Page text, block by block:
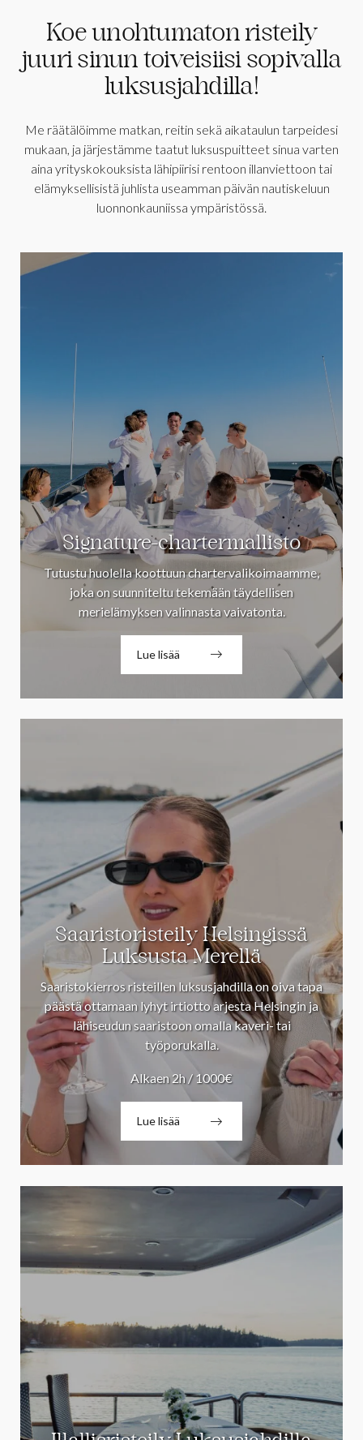
Koe unohtumaton risteily
juuri sinun toiveisiisi sopivalla
luksusjahdilla!
Me räätälöimme matkan, reitin sekä aikataulun tarpeidesi
mukaan, ja järjestämme taatut luksuspuitteet sinua varten
aina yrityskokouksista lähipiirisi rentoon illanviettoon tai
elämyksellisistä juhlista useamman päivän nautiskeluun
luonnonkauniissa ympäristössä.
Signature-chartermallisto
Tutustu huolella koottuun chartervalikoimaamme,
joka on suunniteltu tekemään täydellisen
merielämyksen valinnasta vaivatonta.
Lue lisää
Saaristoristeily Helsingissä
Luksusta Merellä
Saaristokierros risteillen luksusjahdilla on oiva tapa
päästä ottamaan lyhyt irtiotto arjesta Helsingin ja
lähiseudun saaristoon omalla kaveri- tai
työporukalla.
Alkaen 2h / 1000€
Lue lisää